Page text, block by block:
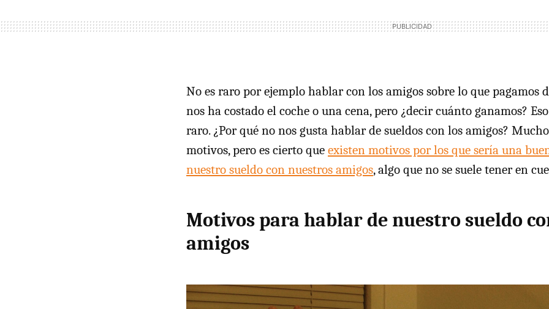
No es raro por ejemplo hablar con los amigos sobre lo que pagamos
nos ha costado el coche o una cena, pero ¿decir cuánto ganamos?
raro. ¿Por qué no nos gusta hablar de sueldos con los amigos?
motivos, pero es cierto que existen motivos por los que sería una
nuestro sueldo con nuestros amigos, algo que no se suele tener en
Motivos para hablar de nuestro sueldo
amigos